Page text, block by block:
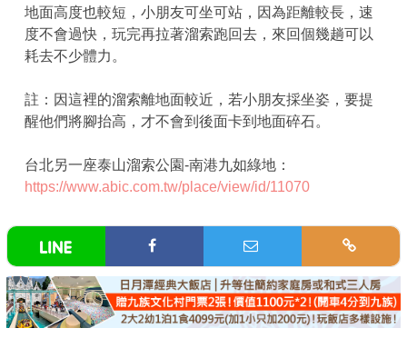
地面高度也較短，小朋友可坐可站，因為距離較長，速
度不會過快，玩完再拉著溜索跑回去，來回個幾趟可以
耗去不少體力。
註：因這裡的溜索離地面較近，若小朋友採坐姿，要提
醒他們將腳抬高，才不會到後面卡到地面碎石。
台北另一座泰山溜索公園-南港九如綠地：
https://www.abic.com.tw/place/view/id/11070